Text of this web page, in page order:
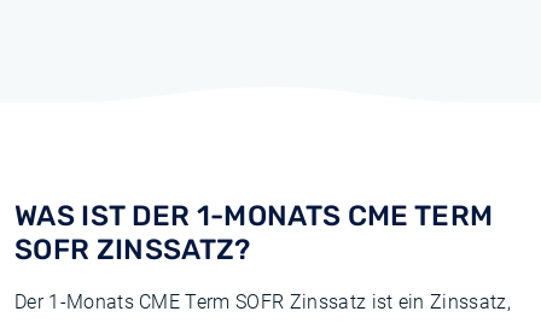
WAS IST DER 1-MONATS CME TERM
SOFR ZINSSATZ?
Der 1-Monats CME Term SOFR Zinssatz ist ein Zinssatz,